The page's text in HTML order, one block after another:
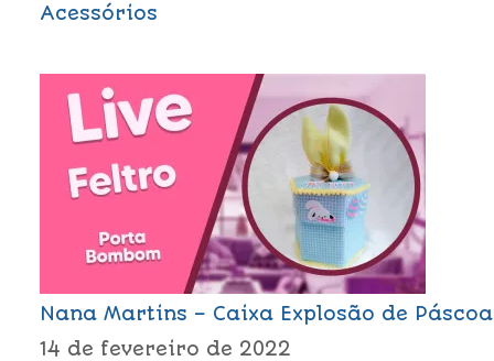
Acessórios
Nana Martins – Caixa Explosão de Páscoa
14 de fevereiro de 2022